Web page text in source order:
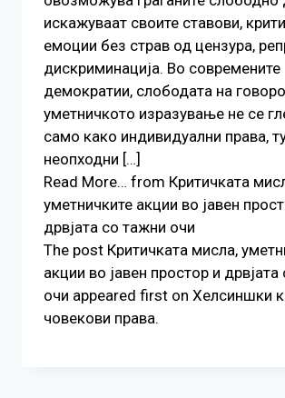
искажуваат своите ставови,
емоции без страв од цензура,
дискриминација. Во современите
демократии, слободата на
уметничкото изразување не се
само како индивидуални права,
неопходни […]
Read More… from Критичката
уметничките акции во јавен
дрвјата со тажни очи
The post Критичката мисла,
акции во јавен простор и
очи appeared first on Хелсиншки
човекови права.